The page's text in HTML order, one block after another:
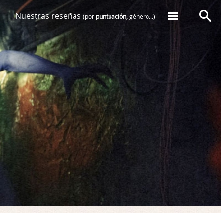
Nuestras reseñas (por puntuación,género...)